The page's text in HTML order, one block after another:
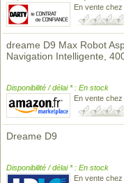
En vente chez
dreame D9 Max Robot
Navigation Intelligente,
Disponibilité / délai * : En stock
En vente chez
Dreame D9
Disponibilité / délai * : En stock
En vente chez